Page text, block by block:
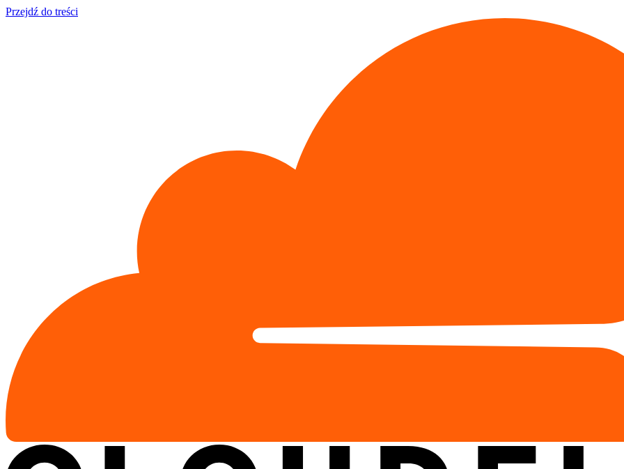
Przejdź do treści